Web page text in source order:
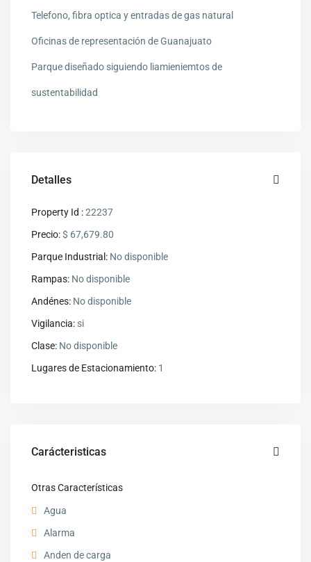
Telefono, fibra optica y entradas de gas natural
Oficinas de representación de Guanajuato
Parque diseñado siguiendo liamieniemtos de
sustentabilidad
Detalles
Property Id :22237
Precio:$ 67,679.80
Parque Industrial: No disponible
Rampas: No disponible
Andénes: No disponible
Vigilancia: si
Clase: No disponible
Lugares de Estacionamiento: 1
Carácteristicas
Otras Características
Agua
Alarma
Anden de carga